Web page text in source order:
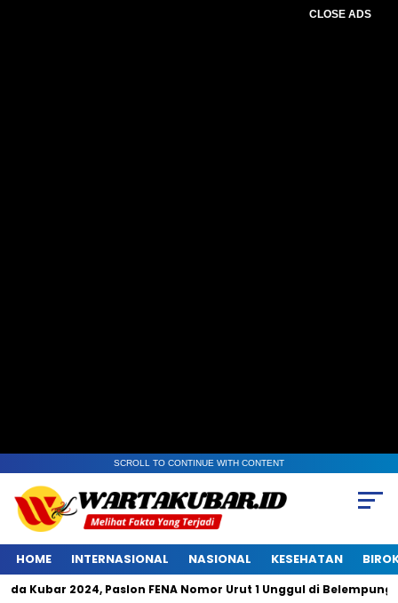
CLOSE ADS
SCROLL TO CONTINUE WITH CONTENT
HOME INTERNASIONAL NASIONAL KESEHATAN
2024, Paslon FENA Nomor Urut 1 Unggul di Belempung Ulaq